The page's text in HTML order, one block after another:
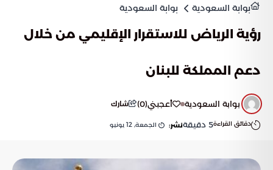
بوابة السعودية بوابة السعودية
رؤية الرياض للاستقرار الإقليمي من خلال
دعم المملكة للبنان
بوابة السعودية أعجبني(
0
) شارك
دقائق القراءة5 دقيقةنشر: الجمعة, 12 يونيو